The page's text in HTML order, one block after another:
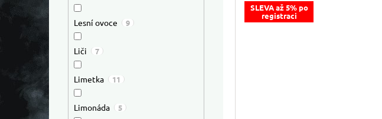
Lesní ovoce 9
Liči 7
Limetka 11
Limonáda 5
SLEVA až 5% po
registraci